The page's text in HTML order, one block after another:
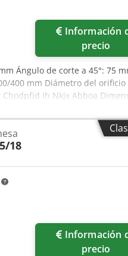
precio
Ángulo de corte a 45°: 75
400 mm Diámetro del orificio
Ih Nkjx Abboa
18
precio